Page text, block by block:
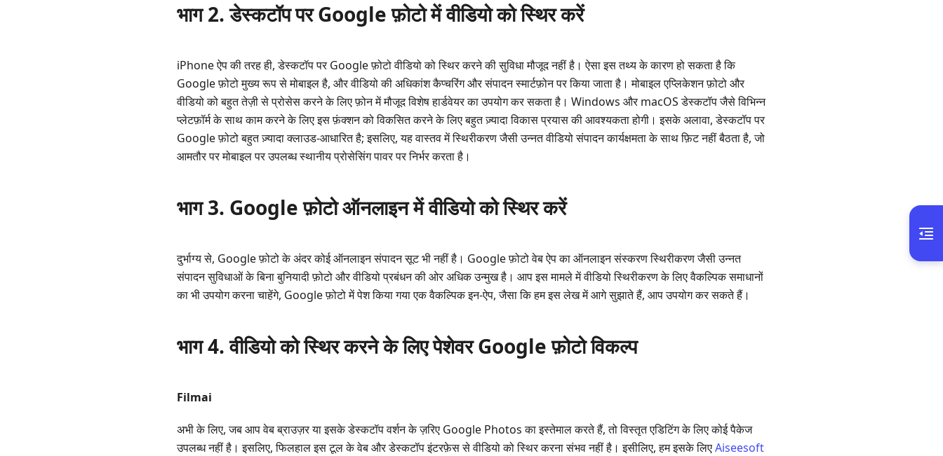
Google
वीडियो
स्थिर
करने
के
बारे
में
जाने
वाले
भाग 2. डेस्कटॉप पर Google फ़ोटो में वीडियो को स्थिर करें
iPhone ऐप की तरह ही, डेस्कटॉप पर Google फ़ोटो वीडियो को स्थिर करने की सुविधा मौजूद नहीं है। ऐसा इस तथ्य के कारण हो सकता है कि
Google फ़ोटो मुख्य रूप से मोबाइल है, और वीडियो की अधिकांश कैप्चरिंग और संपादन स्मार्टफ़ोन पर किया जाता है। मोबाइल एप्लिकेशन फ़ोटो और
वीडियो को बहुत तेज़ी से प्रोसेस करने के लिए फ़ोन में मौजूद विशेष हार्डवेयर का उपयोग कर सकता है। Windows और macOS डेस्कटॉप जैसे विभिन्न
प्लेटफ़ॉर्म के साथ काम करने के लिए इस फ़ंक्शन को विकसित करने के लिए बहुत ज़्यादा विकास प्रयास की आवश्यकता होगी। इसके अलावा, डेस्कटॉप पर
Google फ़ोटो बहुत ज़्यादा क्लाउड-आधारित है; इसलिए, यह वास्तव में स्थिरीकरण जैसी उन्नत वीडियो संपादन कार्यक्षमता के साथ फ़िट नहीं बैठता है, जो
आमतौर पर मोबाइल पर उपलब्ध स्थानीय प्रोसेसिंग पावर पर निर्भर करता है।
भाग 3. Google फ़ोटो ऑनलाइन में वीडियो को स्थिर करें
दुर्भाग्य से, Google फ़ोटो के अंदर कोई ऑनलाइन संपादन सूट भी नहीं है। Google फ़ोटो वेब ऐप का ऑनलाइन संस्करण स्थिरीकरण जैसी उन्नत
संपादन सुविधाओं के बिना बुनियादी फ़ोटो और वीडियो प्रबंधन की ओर अधिक उन्मुख है। आप इस मामले में वीडियो स्थिरीकरण के लिए वैकल्पिक समाधानों
का भी उपयोग करना चाहेंगे, Google फ़ोटो में पेश किया गया एक वैकल्पिक इन-ऐप, जैसा कि हम इस लेख में आगे सुझाते हैं, आप उपयोग कर सकते हैं।
भाग 4. वीडियो को स्थिर करने के लिए पेशेवर Google फ़ोटो विकल्प
Filmai
अभी के लिए, जब आप वेब ब्राउज़र या इसके डेस्कटॉप वर्शन के ज़रिए Google Photos का इस्तेमाल करते हैं, तो विस्तृत एडिटिंग के लिए कोई पैकेज
उपलब्ध नहीं है। इसलिए, फिलहाल इस टूल के वेब और डेस्कटॉप इंटरफ़ेस से वीडियो को स्थिर करना संभव नहीं है। इसीलिए, हम इसके लिएAiseesoft